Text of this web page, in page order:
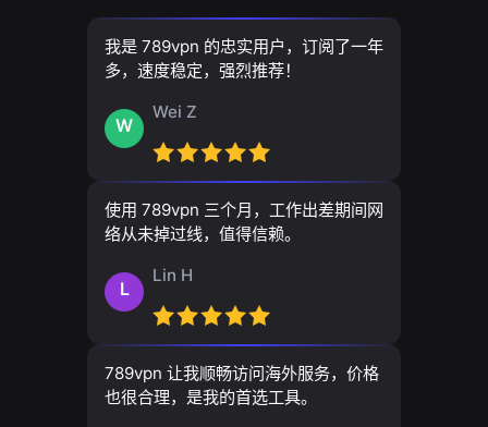
我是 789vpn 的忠实用户，订阅了一年
多，速度稳定，强烈推荐！
W
Wei Z
使用 789vpn 三个月，工作出差期间网
络从未掉过线，值得信赖。
L
Lin H
789vpn 让我顺畅访问海外服务，价格
也很合理，是我的首选工具。